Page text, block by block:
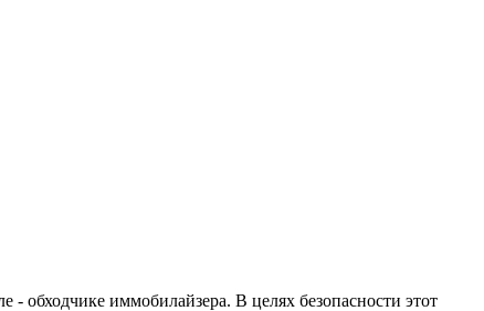
обходчике иммобилайзера. В целях безопасности этот